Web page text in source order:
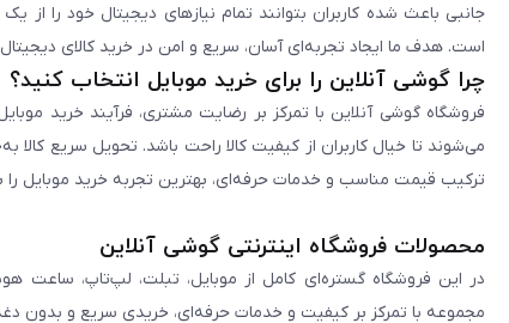
جانبی باعث شده کاربران بتوانند تمام نیازهای دیجیتال خود را
است. هدف ما ایجاد تجربه‌ای آسان، سریع و امن در خرید کالای دیجیتال
چرا گوشی آنلاین را برای خرید موبایل انتخاب کنید؟
فروشگاه گوشی آنلاین با تمرکز بر رضایت مشتری، فرآیند خرید
می‌شوند تا خیال کاربران از کیفیت کالا راحت باشد. تحویل سریع
ترکیب قیمت مناسب و خدمات حرفه‌ای، بهترین تجربه خرید موبایل را
محصولات فروشگاه اینترنتی گوشی آنلاین
در این فروشگاه گستره‌ای کامل از موبایل، تبلت، لپ‌تاپ، ساعت
مجموعه با تمرکز بر کیفیت و خدمات حرفه‌ای، خریدی سریع و بدون